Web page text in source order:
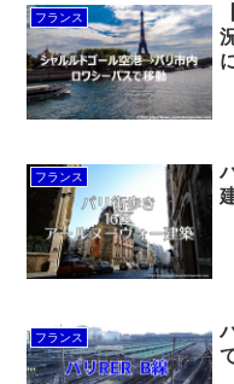
フランス
フランス
フランス